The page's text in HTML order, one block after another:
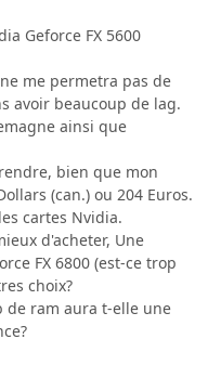
Geforce FX 5600
me permetra pas de
avoir beaucoup de lag.
ainsi que
bien que mon
(can.) ou 204 Euros.
cartes Nvidia.
d'acheter, Une
FX 6800 (est-ce trop
choix?
de ram aura t-elle une